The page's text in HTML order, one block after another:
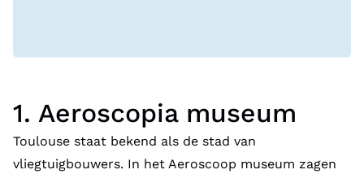
1. Aeroscopia museum
Toulouse staat bekend als de stad van
vliegtuigbouwers. In het Aeroscoop museum zagen